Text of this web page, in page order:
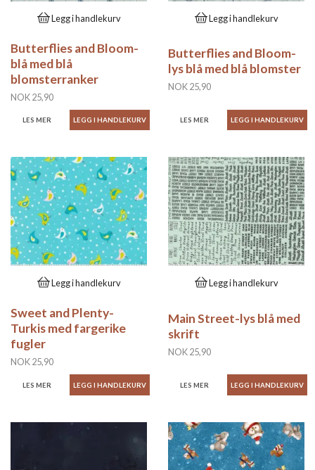
Legg i handlekurv
Butterflies and Bloom-
blå med blå
blomsterranker
NOK 25,90
LES MER
Legg i handlekurv
Butterflies and Bloom-
lys blå med blå blomster
NOK 25,90
LES MER
Legg i handlekurv
Sweet and Plenty-
Turkis med fargerike
fugler
NOK 25,90
LES MER
Legg i handlekurv
Main Street-lys blå med
skrift
NOK 25,90
LES MER